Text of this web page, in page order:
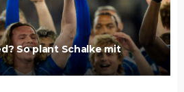
So plant Schalke mit